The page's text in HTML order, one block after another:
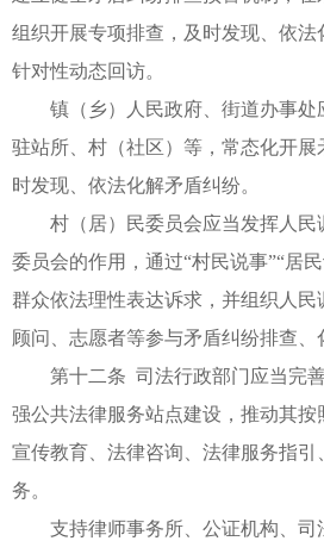
组织开展专项排查，及时发现、依法
针对性动态回访。
镇（乡）人民政府、街道办事处
驻站所、村（社区）等，常态化开展
时发现、依法化解矛盾纠纷。
村（居）民委员会应当发挥人民
委员会的作用，通过“村民说事”“居
群众依法理性表达诉求，并组织人
顾问、志愿者等参与矛盾纠纷排查、
第十二条 司法行政部门应当完
强公共法律服务站点建设，推动其
宣传教育、法律咨询、法律服务指引
务。
支持律师事务所、公证机构、司